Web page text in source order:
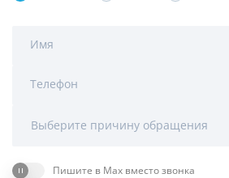
Имя
Телефон
Выберите причину обращения
Пишите в Max вместо звонка